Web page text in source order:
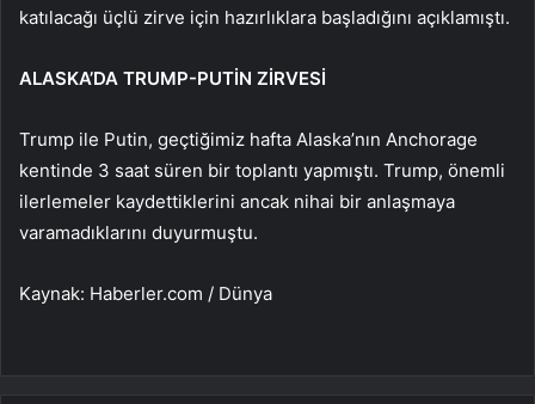
katılacağı üçlü zirve için hazırlıklara başladığını açıklamıştı.
ALASKA’DA TRUMP-PUTİN ZİRVESİ
Trump ile Putin, geçtiğimiz hafta Alaska’nın Anchorage
kentinde 3 saat süren bir toplantı yapmıştı. Trump, önemli
ilerlemeler kaydettiklerini ancak nihai bir anlaşmaya
varamadıklarını duyurmuştu.
Kaynak: Haberler.com / Dünya